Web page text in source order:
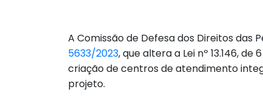
A Comissão de Defesa dos Direitos das
5633/2023, que altera a Lei nº 13.146,
criação de centros de atendimento
projeto.